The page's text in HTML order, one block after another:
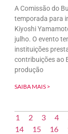
A Comissão do
temporada para
Kiyoshi
julho. O evento
instituições
contribuições ao
produção
SAIBA MAIS >
1 2 3 4
14
15 16